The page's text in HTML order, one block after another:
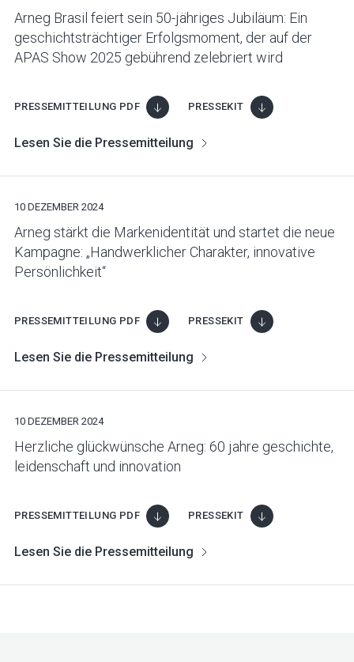
Arneg Brasil feiert sein 50-jähriges Jubiläum: Ein
geschichtsträchtiger Erfolgsmoment, der auf der
APAS Show 2025 gebührend zelebriert wird
PRESSEMITTEILUNG PDF PRESSEKIT
Lesen Sie die Pressemitteilung
10 DEZEMBER 2024
Arneg stärkt die Markenidentität und startet die neue
Kampagne: „Handwerklicher Charakter, innovative
Persönlichkeit“
PRESSEMITTEILUNG PDF PRESSEKIT
Lesen Sie die Pressemitteilung
10 DEZEMBER 2024
Herzliche glückwünsche Arneg: 60 jahre geschichte,
leidenschaft und innovation
PRESSEMITTEILUNG PDF PRESSEKIT
Lesen Sie die Pressemitteilung